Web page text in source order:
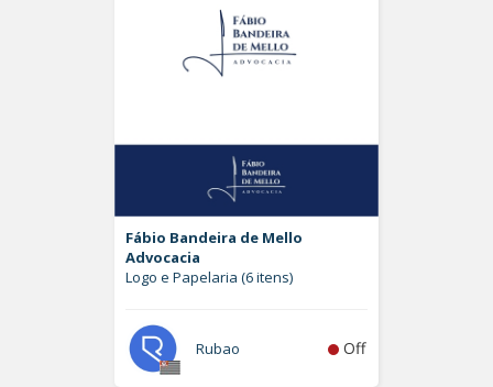
Fábio Bandeira de Mello
Advocacia
Logo e Papelaria (6 itens)
Rubao Off